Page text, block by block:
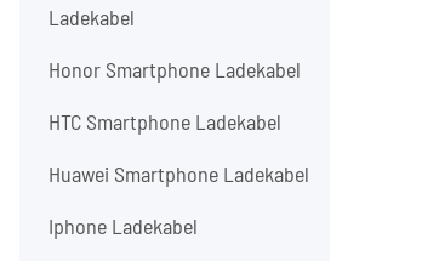
Ladekabel
Honor Smartphone Ladekabel
HTC Smartphone Ladekabel
Huawei Smartphone Ladekabel
Iphone Ladekabel